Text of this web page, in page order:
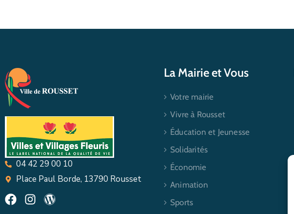
04 42 29 00 10
Place Paul Borde, 13790 Rousset
La Mairie et Vous
Votre mairie
Vivre à Rousset
Éducation et Jeunesse
Solidarités
Économie
Animation
Sports